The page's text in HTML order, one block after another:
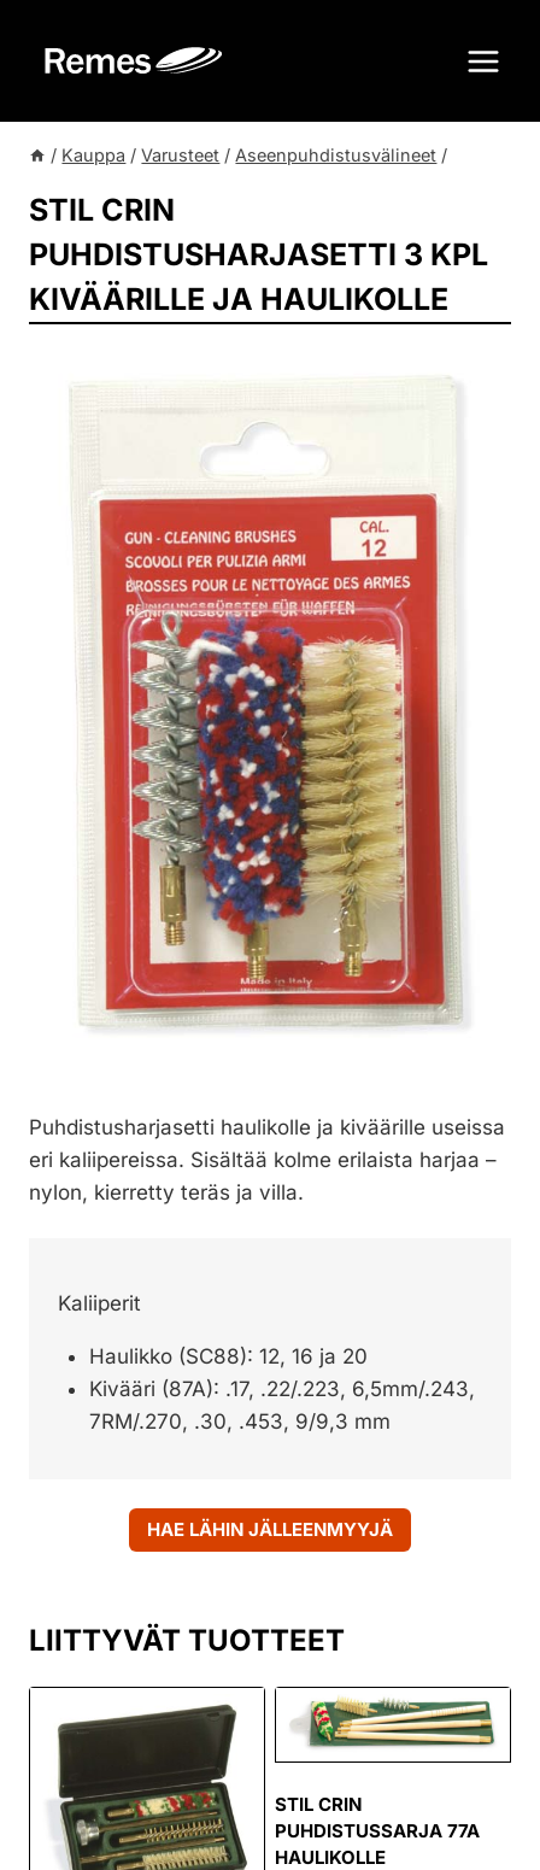
sisältöön
/ Kauppa / Varusteet / Aseenpuhdistusvälineet /
STIL CRIN
PUHDISTUSHARJASETTI 3 KPL
KIVÄÄRILLE JA HAULIKOLLE
Puhdistusharjasetti haulikolle ja kiväärille useissa
eri kaliipereissa. Sisältää kolme erilaista harjaa –
nylon, kierretty teräs ja villa.
Kaliiperit
Haulikko (SC88): 12, 16 ja 20
Kivääri (87A): .17, .22/.223, 6,5mm/.243,
7RM/.270, .30, .453, 9/9,3 mm
HAE LÄHIN JÄLLEENMYYJÄ
LIITTYVÄT TUOTTEET
STIL CRIN
PUHDISTUSSARJA 77A
HAULIKOLLE